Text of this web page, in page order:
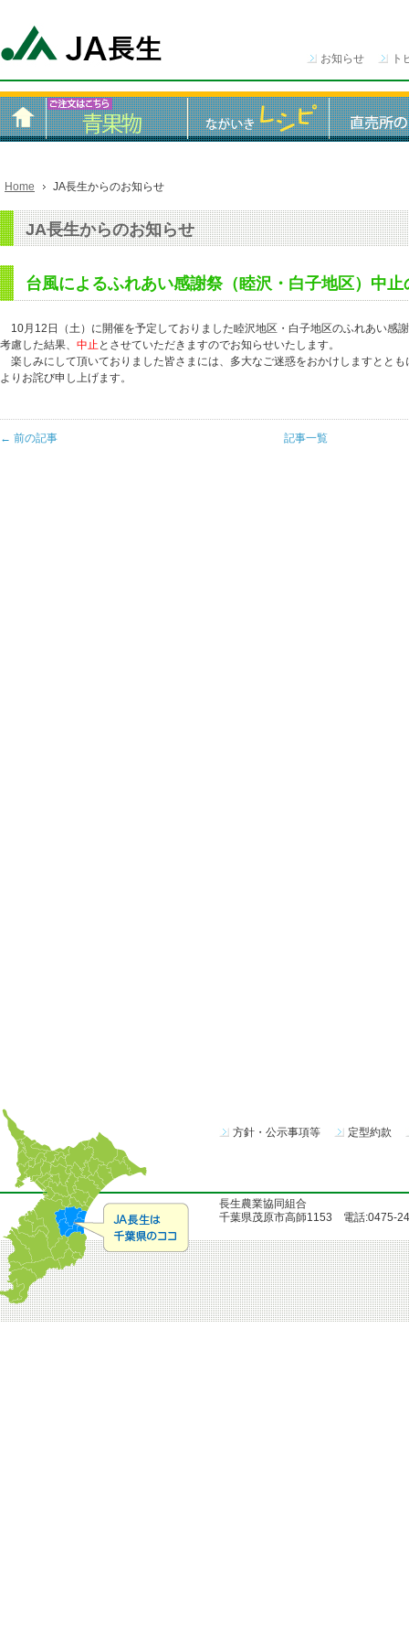
お知らせ ト
Home JA長生からのお知らせ
JA長生からのお知らせ
台風によるふれあい感謝祭（睦沢・白子地区）中止
10月12日（土）に開催を予定しておりました睦沢地区・白子地区のふれあい感
考慮した結果、 中止 とさせていただきますのでお知らせいたします。
楽しみにして頂いておりました皆さまには、多大なご迷惑をおかけしますとと
よりお詫び申し上げます。
← 前の記事 記事一覧
方針・公示事項等 定型約款
長生農業協同組合
千葉県茂原市高師1153 電話:0475-